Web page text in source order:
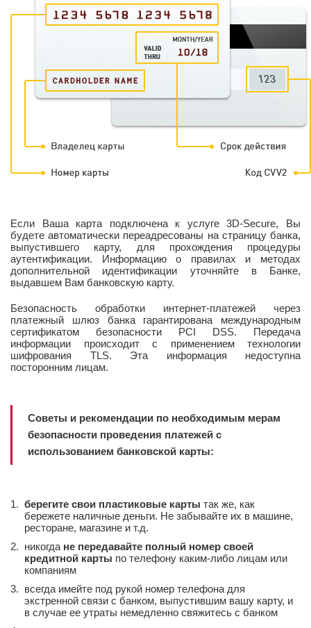
Если Ваша карта подключена к услуге 3D-Secure, Вы
будете автоматически переадресованы на страницу банка,
выпустившего карту, для прохождения процедуры
аутентификации. Информацию о правилах и методах
дополнительной идентификации уточняйте в Банке,
выдавшем Вам банковскую карту.
Безопасность обработки интернет-платежей через
платежный шлюз банка гарантирована международным
сертификатом безопасности PCI DSS. Передача
информации происходит с применением технологии
шифрования TLS. Эта информация недоступна
посторонним лицам.
Советы и рекомендации по необходимым мерам
безопасности проведения платежей с
использованием банковской карты:
берегите свои пластиковые карты так же, как
бережете наличные деньги. Не забывайте их в машине,
ресторане, магазине и т.д.
никогда не передавайте полный номер своей
кредитной карты по телефону каким-либо лицам или
компаниям
всегда имейте под рукой номер телефона для
экстренной связи с банком, выпустившим вашу карту, и
в случае ее утраты немедленно свяжитесь с банком